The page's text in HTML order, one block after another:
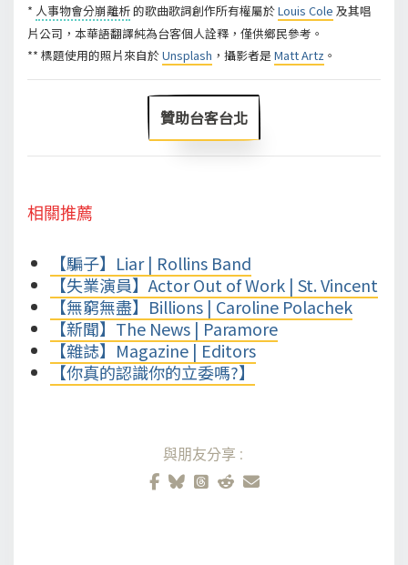
* 人事物會分崩離析的歌曲歌詞創作所有權屬於Louis Cole 及其唱
片公司，本華語翻譯純為台客個人詮釋，僅供鄉民參考。
** 標題使用的照片來自於Unsplash ，攝影者是 Matt Artz 。
贊助台客台北
相關推薦
【騙子】Liar | Rollins Band
【失業演員】Actor Out of Work | St. Vincent
【無窮無盡】Billions | Caroline Polachek
【新聞】The News | Paramore
【雜誌】Magazine | Editors
【你真的認識你的立委嗎?】
與朋友分享: